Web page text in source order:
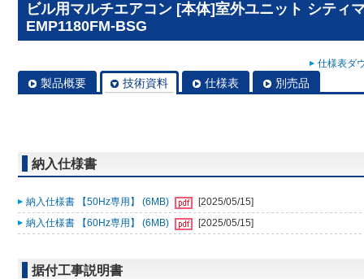
ビル用マルチエアコン [本体]室外ユニット シティ
EMP1180FM-BSG
仕様表ダ
製品概要 技術資料 仕様表 別売品
納入仕様書
納入仕様書 【50Hz専用】 (6MB)
[2025/05/15]
納入仕様書 【60Hz専用】 (6MB)
[2025/05/15]
据付工事説明書